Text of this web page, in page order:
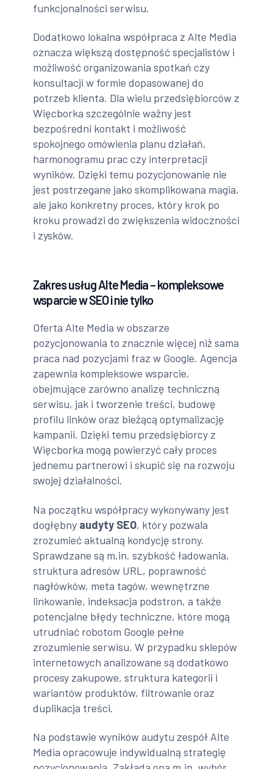
funkcjonalności serwisu.
Dodatkowo lokalna współpraca z Alte Media
oznacza większą dostępność specjalistów i
możliwość organizowania spotkań czy
konsultacji w formie dopasowanej do
potrzeb klienta. Dla wielu przedsiębiorców z
Więcborka szczególnie ważny jest
bezpośredni kontakt i możliwość
spokojnego omówienia planu działań,
harmonogramu prac czy interpretacji
wyników. Dzięki temu pozycjonowanie nie
jest postrzegane jako skomplikowana magia,
ale jako konkretny proces, który krok po
kroku prowadzi do zwiększenia widoczności
i zysków.
Zakres usług Alte Media – kompleksowe
wsparcie w SEO i nie tylko
Oferta Alte Media w obszarze
pozycjonowania to znacznie więcej niż sama
praca nad pozycjami fraz w Google. Agencja
zapewnia kompleksowe wsparcie,
obejmujące zarówno analizę techniczną
serwisu, jak i tworzenie treści, budowę
profilu linków oraz bieżącą optymalizację
kampanii. Dzięki temu przedsiębiorcy z
Więcborka mogą powierzyć cały proces
jednemu partnerowi i skupić się na rozwoju
swojej działalności.
Na początku współpracy wykonywany jest
dogłębny audyty SEO, który pozwala
zrozumieć aktualną kondycję strony.
Sprawdzane są m.in. szybkość ładowania,
struktura adresów URL, poprawność
nagłówków, meta tagów, wewnętrzne
linkowanie, indeksacja podstron, a także
potencjalne błędy techniczne, które mogą
utrudniać robotom Google pełne
zrozumienie serwisu. W przypadku sklepów
internetowych analizowane są dodatkowo
procesy zakupowe, struktura kategorii i
wariantów produktów, filtrowanie oraz
duplikacja treści.
Na podstawie wyników audytu zespół Alte
Media opracowuje indywidualną strategię